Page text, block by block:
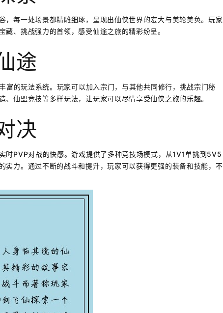
，每一处场景都精雕细琢，呈现出仙侠世界的宏大与美轮美奂。玩家
、挑战强力的首领，感受仙途之旅的精彩纷呈。
途
富的玩法系统。玩家可以加入宗门，与其他共同修行，挑战宗门秘
仙盟竞技等多样玩法，让玩家可以尽情享受仙侠之旅的乐趣。
决
时PVP对战的快感。游戏提供了多种竞技场模式，从1V1单挑到5V5
实力。通过不断的战斗和提升，玩家可以获得更强的装备和技能，不